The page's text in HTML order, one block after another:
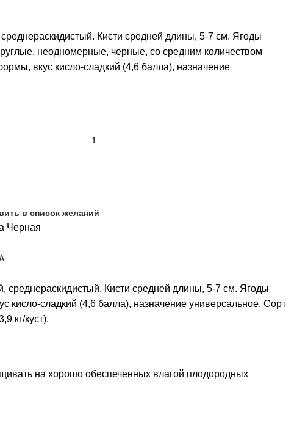
Кисти средней длины, 5-7 см. Ягоды
неодномерные, черные, со средним количеством
вкус кисло-сладкий (4,6 балла), назначение
в список желаний
Черная
среднераскидистый. Кисти средней длины, 5-7 см. Ягоды
сладкий (4,6 балла), назначение универсальное. Сорт
кг/куст).
на хорошо обеспеченных влагой плодородных